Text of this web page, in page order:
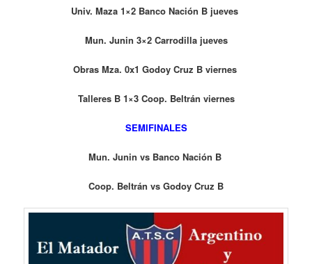
Univ. Maza 1×2 Banco Nación B jueves
Mun. Junin 3×2 Carrodilla jueves
Obras Mza. 0x1 Godoy Cruz B viernes
Talleres B 1×3 Coop. Beltrán viernes
SEMIFINALES
Mun. Junin vs Banco Nación B
Coop. Beltrán vs Godoy Cruz B